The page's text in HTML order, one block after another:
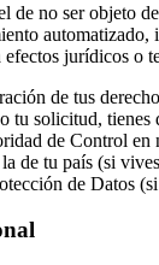
de no ser objeto
automatizado,
jurídicos o
de tus
tu solicitud, tienes
de Control en
de tu país (si
de Datos